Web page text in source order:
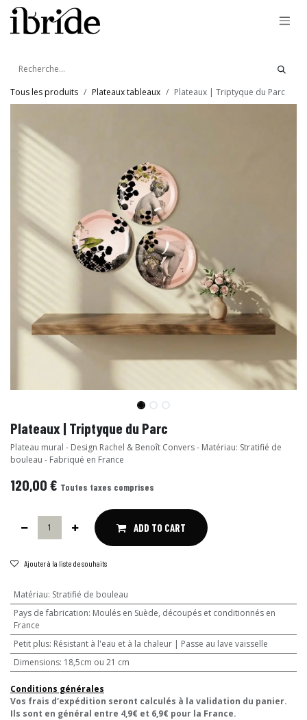
Se rendre au contenu
Tous les produits Plateaux tableaux Plateaux | Triptyque du Parc
Plateaux | Triptyque du Parc
Plateau mural - Design Rachel & Benoît Convers - Matériau: Stratifié de
bouleau - Fabriqué en France
120,00€ Toutes taxes comprises
ADD TO CART
Ajouter à la liste de souhaits
Matériau: Stratifié de bouleau
Pays de fabrication: Moulés en Suède, découpés et conditionnés en
France
Petit plus: Résistant à l'eau et à la chaleur | Passe au lave vaisselle
Dimensions: 18,5cm ou 21 cm
Conditions générales
Vos frais d'expédition seront calculés à la validation du panier.
Ils sont en général entre 4,9€ et 6,9€ pour la France.